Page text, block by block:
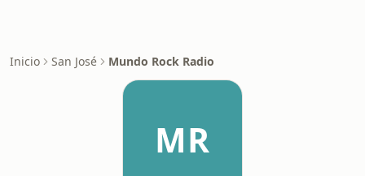
Inicio San José Mundo Rock Radio
MR